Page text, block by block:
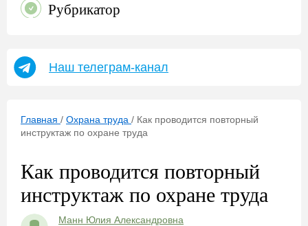
Рубрикатор
Наш телеграм-канал
Главная / Охрана труда / Как проводится повторный
инструктаж по охране труда
Как проводится повторный
инструктаж по охране труда
Манн Юлия Александровна